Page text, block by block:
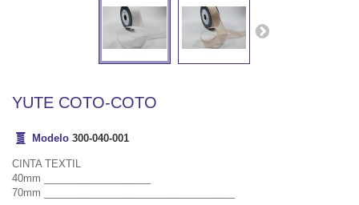
YUTE COTO-COTO
Modelo 300-040-001
CINTA TEXTIL
40mm ___________________
70mm __________________________________